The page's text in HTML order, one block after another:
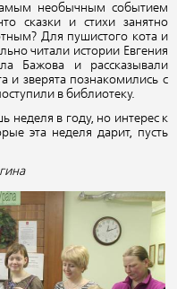
необычным событием
сказки и стихи занятно
Для пушистого кота и
читали истории Евгения
Бажова и рассказывали
и зверята познакомились с
в библиотеку.
неделя в году, но интерес к
эта неделя дарит, пусть